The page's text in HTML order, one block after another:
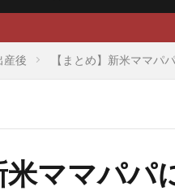
【リニ
産後 【まとめ】新米ママパ
米ママパパ